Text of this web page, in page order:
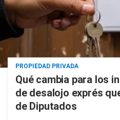
PROPIEDAD PRIVADA
Qué cambia para los
de desalojo exprés
de Diputados